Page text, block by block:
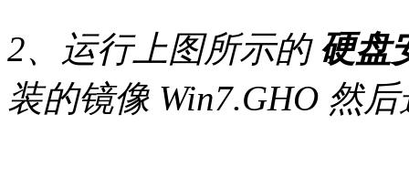
2、运行上图所示的 硬盘
装的镜像 Win7.GHO 然